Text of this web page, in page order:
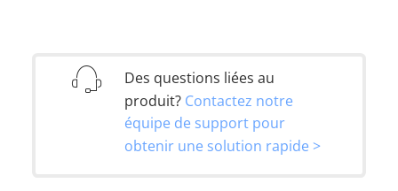
Des questions liées au
produit? Contactez notre
équipe de support pour
obtenir une solution rapide >